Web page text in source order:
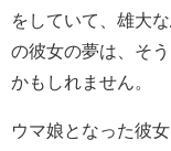
をしていて、雄大
の彼女の夢は、そ
かもしれません。
ウマ娘となった彼